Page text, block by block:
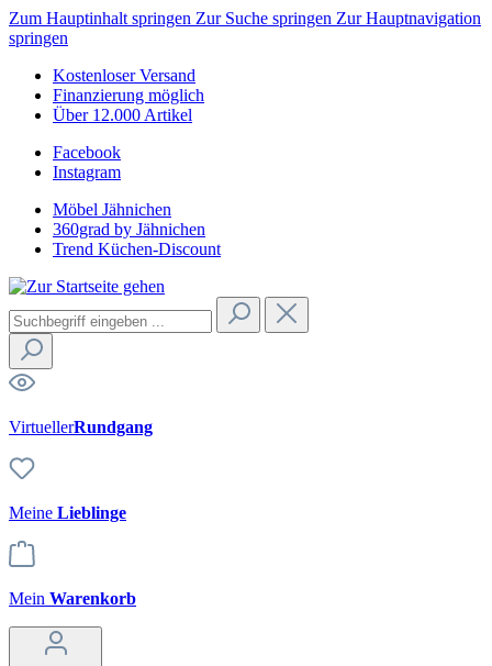
Zum Hauptinhalt springen Zur Suche springen Zur Hauptnavigation
springen
Kostenloser Versand
Finanzierung möglich
Über 12.000 Artikel
Facebook
Instagram
Möbel Jähnichen
360grad by Jähnichen
Trend Küchen-Discount
VirtuellerRundgang
Meine Lieblinge
Mein Warenkorb